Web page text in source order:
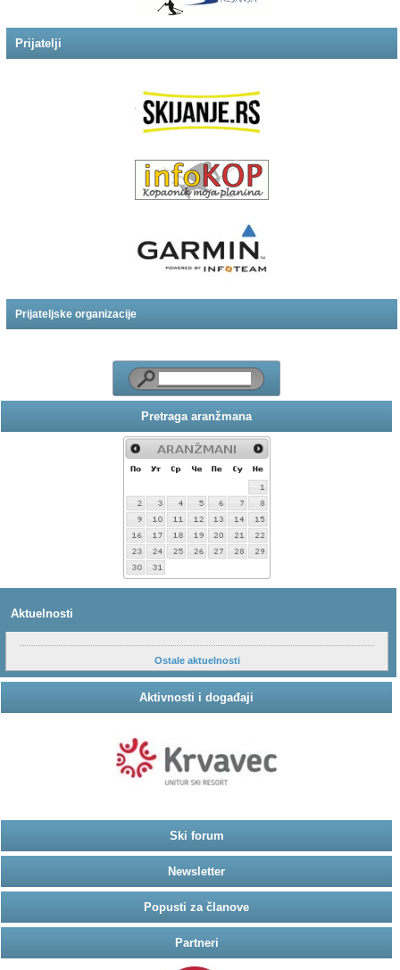
Prijatelji
Prijateljske organizacije
Pretraga aranžmana
Aktuelnosti
Ostale aktuelnosti
Aktivnosti i događaji
Ski forum
Newsletter
Popusti za članove
Partneri